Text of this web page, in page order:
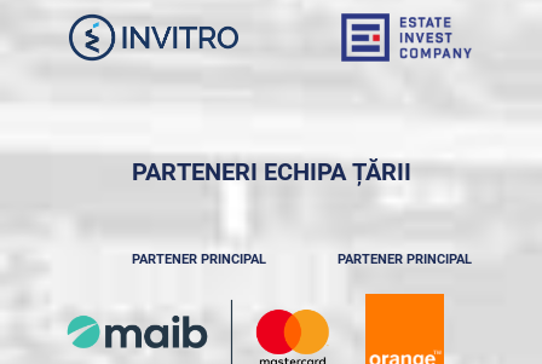
PARTENERI ECHIPA ȚĂRII
PARTENER PRINCIPAL PARTENER PRINCIPAL